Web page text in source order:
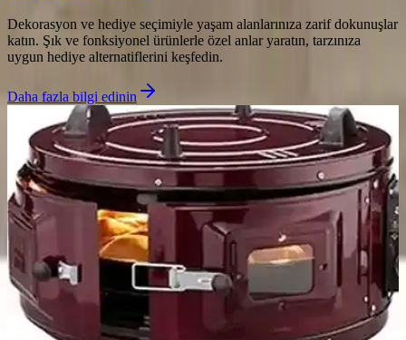
Dekorasyon ve hediye seçimiyle yaşam alanlarınıza zarif dokunuşlar
katın. Şık ve fonksiyonel ürünlerle özel anlar yaratın, tarzınıza
uygun hediye alternatiflerini keşfedin.
Daha fazla bilgi edinin